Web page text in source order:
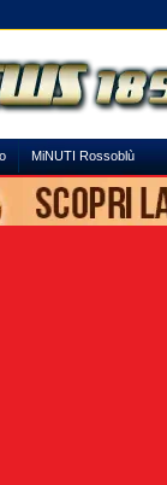
MiNUTI Rossoblù